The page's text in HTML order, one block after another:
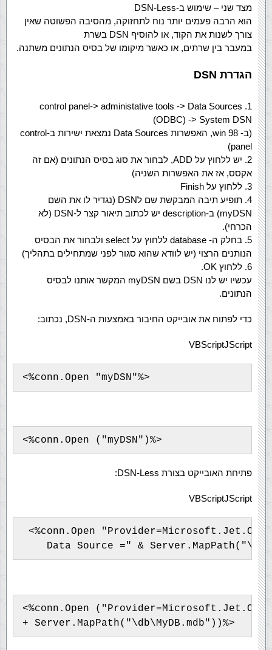
מצד שני – שימוש ב-DSN-Less
הוא הרבה פעמים יותר נוח לתחזוקה, מהסיבה הפשוטה שאין
צורך לשנות את הקוד, או להוסיף DSN בשרת
במעבר בין שרתים, או כאשר מיקומו של בסיס הנתונים משתנה.
הגדרת DSN
1. control panel-> administative tools -> Data Sources
(ODBC) -> System DSN
(ב- win 98, האפשרות Data Sources נמצאת ישירות ב-control
panel)
2. יש ללחוץ על ADD, לבחור את סוג בסיס הנתונים (אם זה
אקסס, אז את האפשרות השניה)
3. ללחוץ על Finish
4. תופיע תיבה המבקשת שם לDSN (נגדיר לו את השם
myDSN) ב-description יש לכתוב תיאור קצר ל-DSN (לא
הכרחי).
5. בחלק ה- database ללחוץ על select ולבחור את הבסיס
הנותנים הרצוי (יש לוודא שהוא סגור לפני שמתחילים בתהליך)
6. ללחוץ OK.
עכשיו יש לנו DSN בשם myDSN המקשר אותנו לבסיס
הנתונים.
כדי לפתוח את אובייקט החיבור באמצעות ה-DSN, נכתוב:
VBScriptJScript
פתיחת האובייקט בצורת DSN-Less:
VBScriptJScript
<%conn.Open
<%conn.Open